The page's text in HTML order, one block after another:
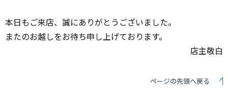
本日もご来店、誠にありがとうございました。
またのお越しをお待ち申し上げております。
店主敬白
ページの先頭へ戻る